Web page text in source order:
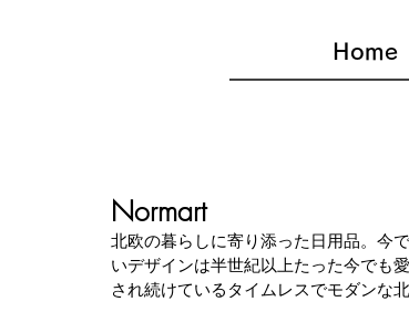
Home
Normart
北欧の暮らしに寄り添った日用品。今
いデザインは半世紀以上たった今でも
され続けているタイムレスでモダンな